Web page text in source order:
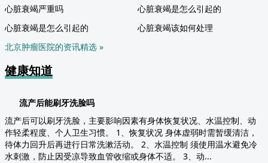
心脏衰竭严重吗
心脏衰竭是怎么引起的
心脏衰竭是怎么引起的
心脏衰竭该如何处理
北京肿瘤医院的资讯精选 »
健康知道
流产后能刷牙洗脸吗
流产后可以刷牙洗脸，主要影响因素有身体恢复状况、水温控制、动
作轻柔程度、个人卫生习惯。 1、恢复状况 身体虚弱时需暂缓清洁，
待体力回升后再进行日常洗漱活动。 2、水温控制 须使用温水避免冷
水刺激，防止因受凉导致血管收缩或身体不适。 3、动...